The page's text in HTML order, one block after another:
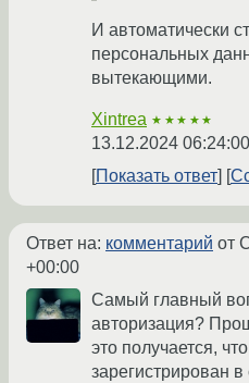
И автоматически
персональных
вытекающими.
Xintrea ★★★★★
13.12.2024
Показать ответ
Ответ на: комментарий от
+00:00
Самый главный
авторизация?
это получается,
зарегистрирован